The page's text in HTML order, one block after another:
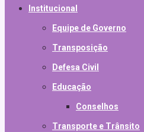
Institucional
Equipe de Governo
Transposição
Defesa Civil
Educação
Conselhos
Transporte e Trânsito